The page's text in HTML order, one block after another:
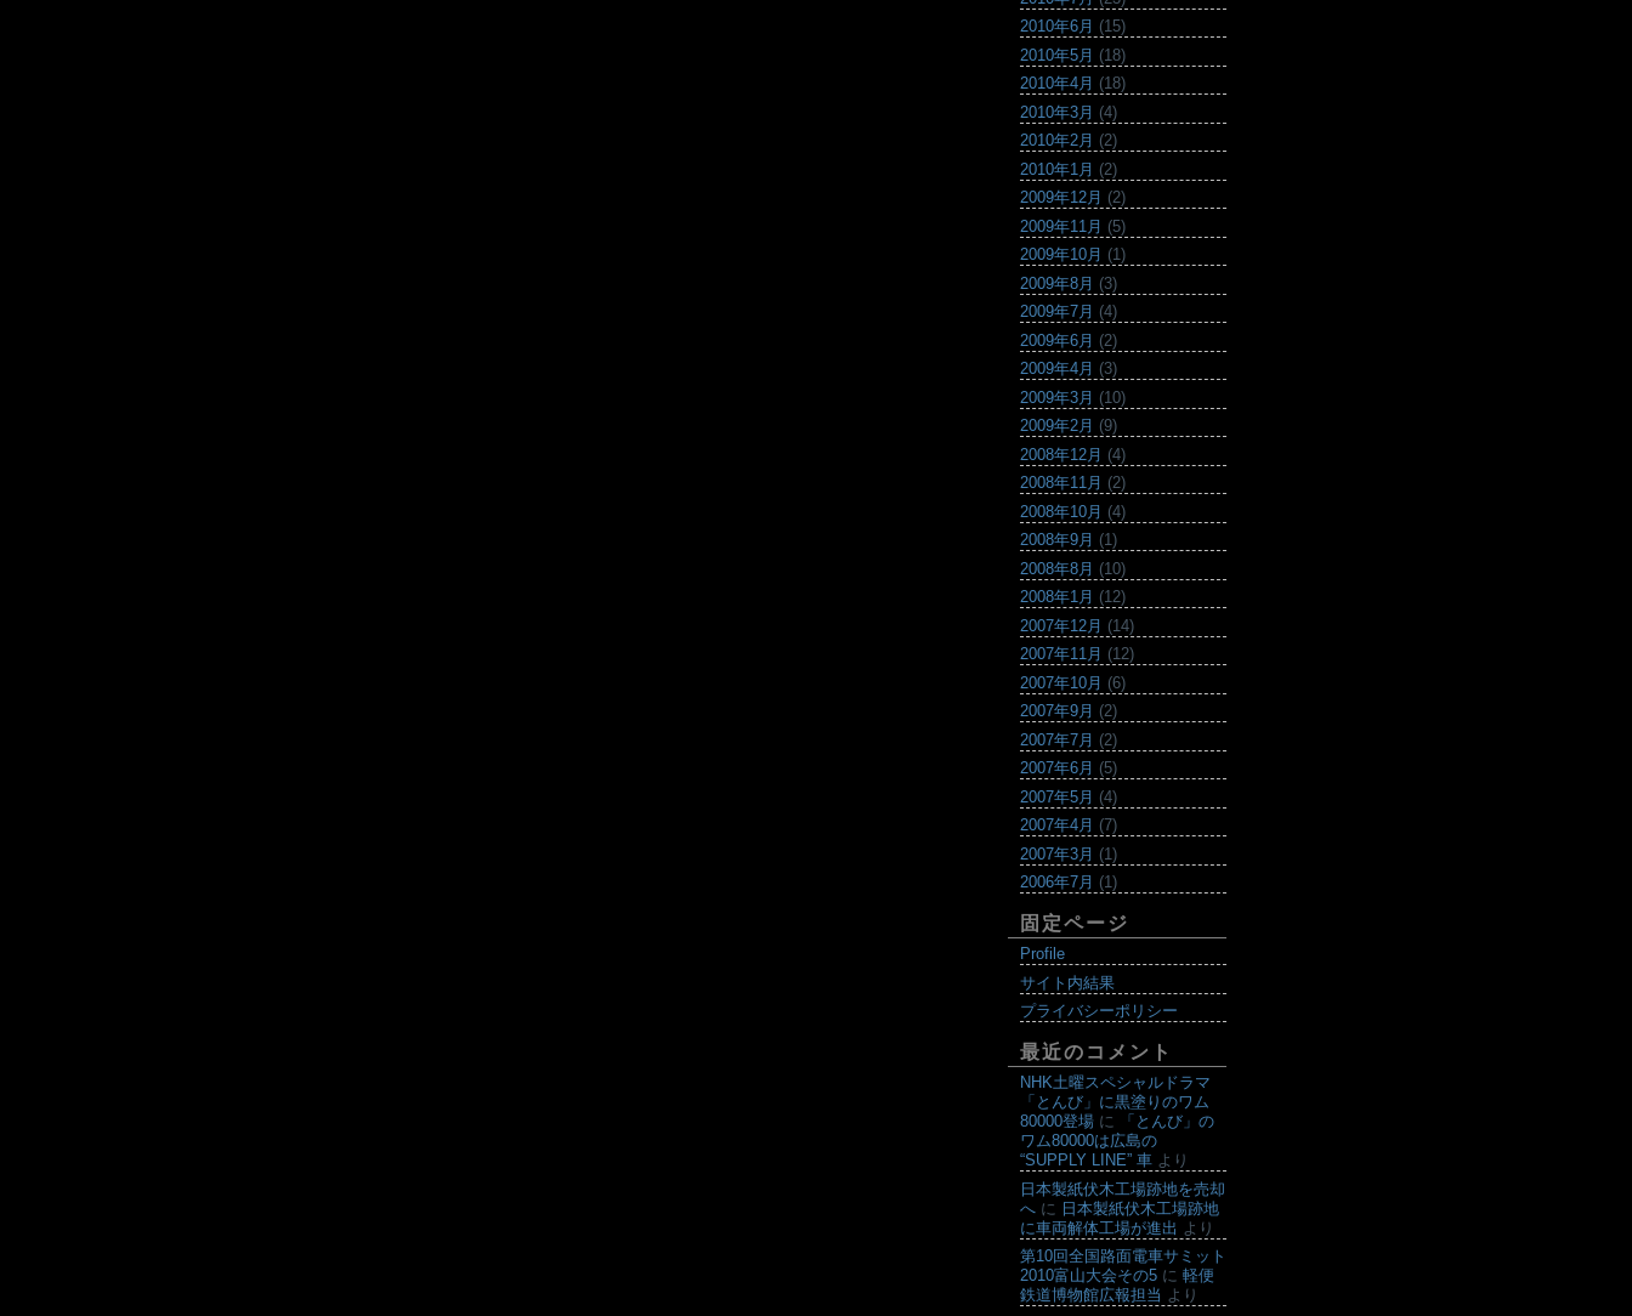
2010年6月 (15)
2010年5月 (18)
2010年4月 (18)
2010年3月 (4)
2010年2月 (2)
2010年1月 (2)
2009年12月 (2)
2009年11月 (5)
2009年10月 (1)
2009年8月 (3)
2009年7月 (4)
2009年6月 (2)
2009年4月 (3)
2009年3月 (10)
2009年2月 (9)
2008年12月 (4)
2008年11月 (2)
2008年10月 (4)
2008年9月 (1)
2008年8月 (10)
2008年1月 (12)
2007年12月 (14)
2007年11月 (12)
2007年10月 (6)
2007年9月 (2)
2007年7月 (2)
2007年6月 (5)
2007年5月 (4)
2007年4月 (7)
2007年3月 (1)
2006年7月 (1)
固定ページ
Profile
サイト内結果
プライバシーポリシー
最近のコメント
NHK土曜スペシャルドラマ
「とんび」に黒塗りのワム
80000登場 に
「とんび」の
ワム80000は広島の
“SUPPLY LINE” 車 より
日本製紙伏木工場跡地を売却
へ に 日本製紙伏木工場跡地
に車両解体工場が進出 より
第10回全国路面電車サミット
2010富山大会その5 に 軽便
鉄道博物館広報担当 より